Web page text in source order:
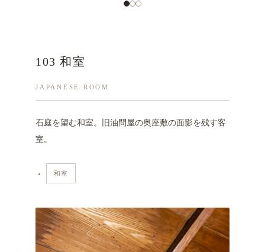
103 和室
JAPANESE ROOM
石庭を望む和室。旧油問屋の奥座敷の面影を残す客
室。
和室